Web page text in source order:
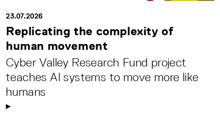
23.07.2026
Replicating the complexity of
human movement
Cyber Valley Research Fund project
teaches AI systems to move more like
humans